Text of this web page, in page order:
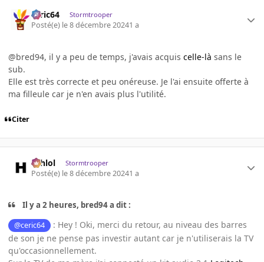
ceric64 Stormtrooper
Posté(e) le 8 décembre 20241 a
@bred94, il y a peu de temps, j'avais acquis celle-là sans le
sub.
Elle est très correcte et peu onéreuse. Je l'ai ensuite offerte à
ma filleule car je n'en avais plus l'utilité.
Citer
ashlol Stormtrooper
Posté(e) le 8 décembre 20241 a
Il y a 2 heures, bred94 a dit :
@ceric64
: Hey ! Oki, merci du retour, au niveau des barres
de son je ne pense pas investir autant car je n'utiliserais la TV
qu'occasionnellement.